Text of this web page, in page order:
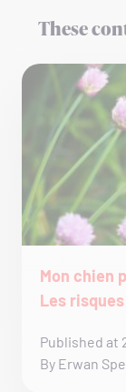
These
Mon chien
Les
Published at
By Erwan